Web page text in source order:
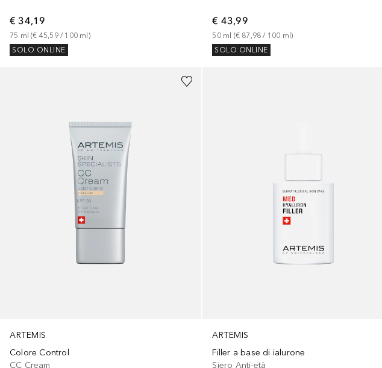
€ 34,19
75 ml (€ 45,59 / 100 ml )
SOLO ONLINE
€ 43,99
50 ml (€ 87,98 / 100 ml)
SOLO ONLINE
ARTEMIS
Colore Control
CC Cream
ARTEMIS
Filler a base di ialurone
Siero Anti-età